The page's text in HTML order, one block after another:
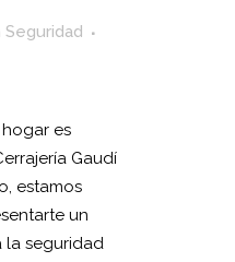
Seguridad
es
Gaudí
estamos
un
seguridad